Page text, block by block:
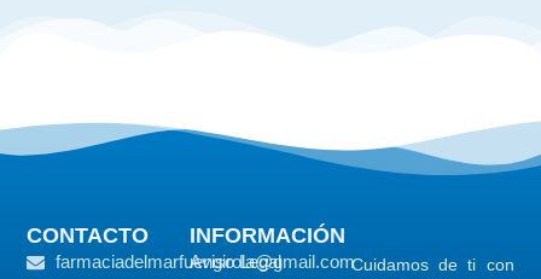
Cuidamos de ti con
CONTACTO
farmaciadelmarfuengirola@gmail.com
INFORMACIÓN
Aviso Legal